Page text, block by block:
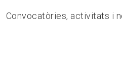
Convocatòries, activitats i